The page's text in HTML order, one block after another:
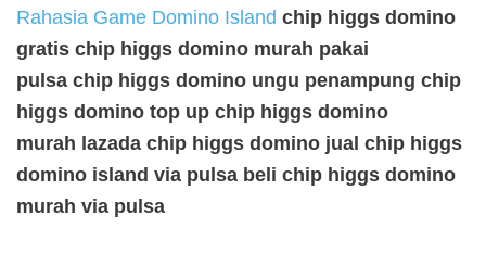
Rahasia Game Domino Island chip higgs domino
gratis chip higgs domino murah pakai
pulsa chip higgs domino ungu penampung chip
higgs domino top up chip higgs domino
murah lazada chip higgs domino jual chip higgs
domino island via pulsa beli chip higgs domino
murah via pulsa